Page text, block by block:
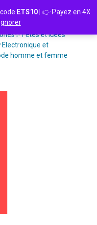
✨ Fêtes et idées
Electronique et
homme et femme
ETS10 | 👉 Payez en 4X
Ignorer